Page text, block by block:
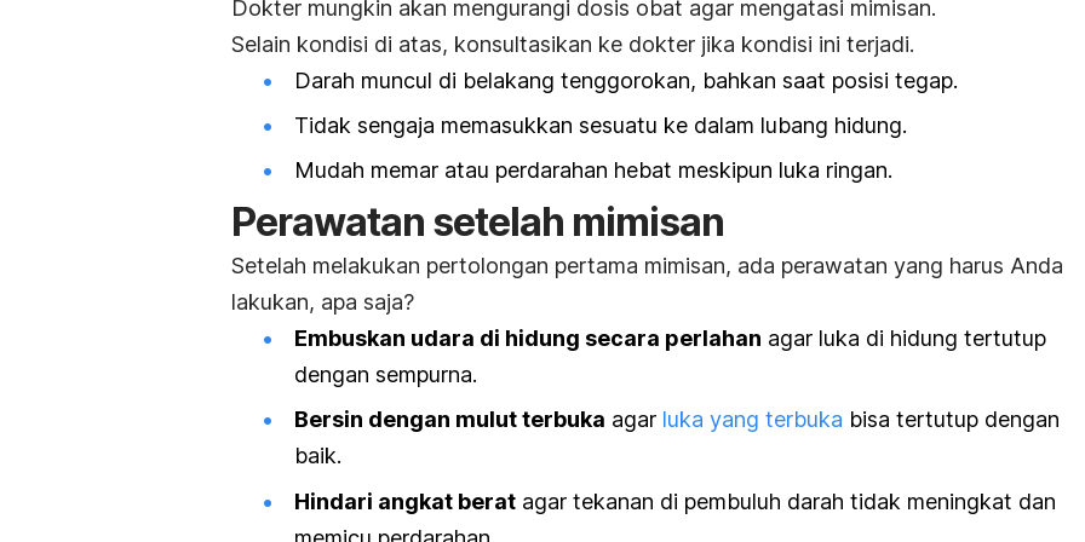
Dokter mungkin akan mengurangi dosis obat agar mengatasi mimisan.
Selain kondisi di atas, konsultasikan ke dokter jika kondisi ini terjadi.
Darah muncul di belakang tenggorokan, bahkan saat posisi tegap.
Tidak sengaja memasukkan sesuatu ke dalam lubang hidung.
Mudah memar atau perdarahan hebat meskipun luka ringan.
Perawatan setelah mimisan
Setelah melakukan pertolongan pertama mimisan, ada perawatan yang harus Anda
lakukan, apa saja?
Embuskan udara di hidung secara perlahan agar luka di hidung tertutup
dengan sempurna.
Bersin dengan mulut terbuka agar luka yang terbuka bisa tertutup dengan
baik.
Hindari angkat berat agar tekanan di pembuluh darah tidak meningkat dan